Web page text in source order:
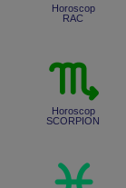
Horoscop
RAC
Horoscop
SCORPION